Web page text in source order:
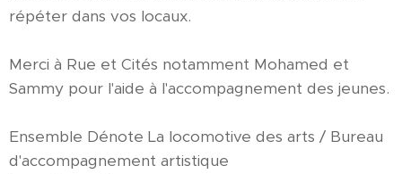
répéter dans vos locaux.
Merci à Rue et Cités notamment Mohamed et
Sammy pour l'aide à l'accompagnement des jeunes.
Ensemble Dénote La locomotive des arts / Bureau
d'accompagnement artistique